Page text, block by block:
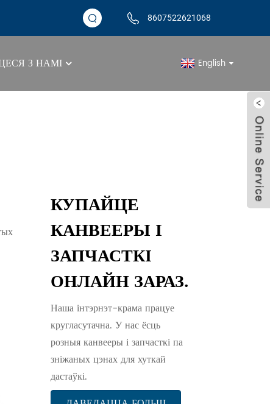
8607522621068
З НАМІ English
Для Паддонаў
КУПАЙЦЕ
КАНВЕЕРЫ І
ЗАПЧАСТКІ
ОНЛАЙН ЗАРАЗ.
Наша інтэрнэт-крама працуе
кругласутачна. У нас ёсць
розныя канвееры і запчасткі па
зніжаных цэнах для хуткай
дастаўкі.